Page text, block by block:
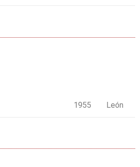
1955 León